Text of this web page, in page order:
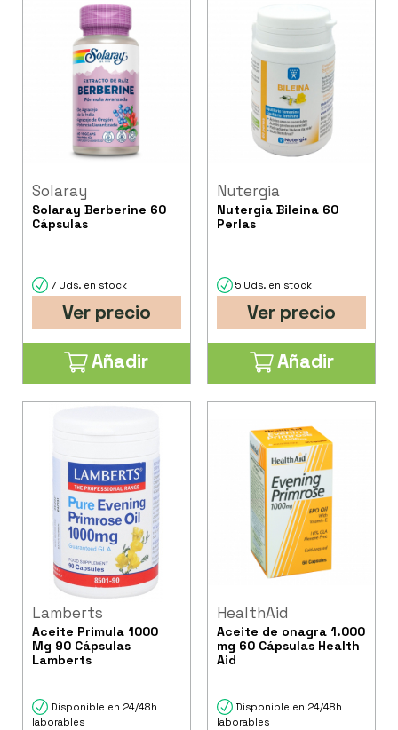
Solaray
Solaray Berberine 60
Cápsulas
7 Uds. en stock
Ver precio
Añadir
Nutergia
Nutergia Bileina 60
Perlas
5 Uds. en stock
Ver precio
Añadir
Lamberts
Aceite Primula 1000
Mg 90 Cápsulas
Lamberts
Disponible en 24/48h
laborables
HealthAid
Aceite de onagra 1.000
mg 60 Cápsulas Health
Aid
Disponible en 24/48h
laborables